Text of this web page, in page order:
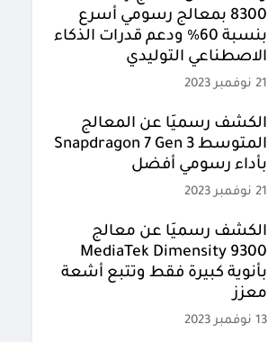
8300 بمعالج رسومي أسرع
بنسبة 60% ودعم قدرات الذكاء
الاصطناعي التوليدي
21 نوفمبر 2023
الكشف رسميًا عن المعالج
المتوسط Snapdragon 7 Gen 3
بأداء رسومي أفضل
21 نوفمبر 2023
الكشف رسميًا عن معالج
MediaTek Dimensity 9300
بأنوية كبيرة فقط وتتبع أشعة
معزز
13 نوفمبر 2023